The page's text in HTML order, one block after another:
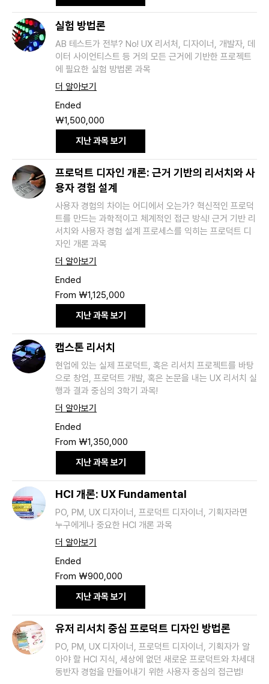
실험 방법론
AB 테스트가 전부? No! UX 리서처, 디자이너, 개발자, 데
이터 사이언티스트 등 거의 모든 근거에 기반한 프로젝트
에 필요한 실험 방법론 과목
더 알아보기
Ended
1,500,000
South
Korean
₩1,500,000
지난 과목 보기
프로덕트 디자인 개론: 근거 기반의 리서치와 사
용자 경험 설계
사용자 경험의 차이는 어디에서 오는가? 혁신적인 프로덕
트를 만드는 과학적이고 체계적인 접근 방식! 근거 기반 리
서치와 사용자 경험 설계 프로세스를 익히는 프로덕트 디
자인 개론 과목
더 알아보기
Ended
From
1,125,000
South
From ₩1,125,000
지난 과목 보기
캡스톤 리서치
현업에 있는 실제 프로덕트, 혹은 리서치 프로젝트를 바탕
으로 창업, 프로덕트 개발, 혹은 논문을 내는 UX 리서치 실
행과 결과 중심의 3학기 과목!
더 알아보기
Ended
From
1,350,000
South
From ₩1,350,000
지난 과목 보기
HCI 개론: UX Fundamental
PO, PM, UX 디자이너, 프로덕트 디자이너, 기획자라면
누구에게나 중요한 HCI 개론 과목
더 알아보기
Ended
From
900,000
South
From ₩900,000
지난 과목 보기
유저 리서치 중심 프로덕트 디자인 방법론
PO, PM, UX 디자이너, 프로덕트 디자이너, 기획자가 알
아야 할 HCI 지식, 세상에 없던 새로운 프로덕트와 차세대
동반자 경험을 만들어내기 위한 사용자 중심의 접근법!